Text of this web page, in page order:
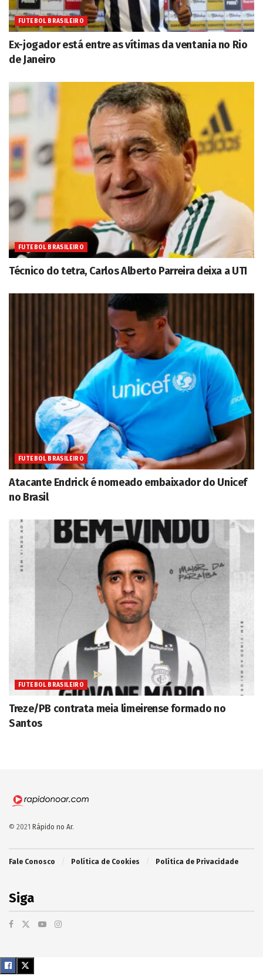
FUTEBOL BRASILEIRO
Ex-jogador está entre as vítimas da ventania no Rio
de Janeiro
FUTEBOL BRASILEIRO
Técnico do tetra, Carlos Alberto Parreira deixa a UTI
FUTEBOL BRASILEIRO
Atacante Endrick é nomeado embaixador do Unicef
no Brasil
FUTEBOL BRASILEIRO
Treze/PB contrata meia limeirense formado no
Santos
© 2021 Rápido no Ar.
Fale Conosco Política de Cookies Política de Privacidade
Siga